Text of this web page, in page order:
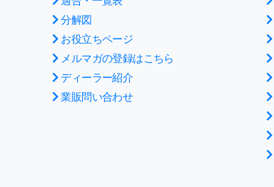
分解図
お役立ちページ
メルマガの登録はこちら
ディーラー紹介
業販問い合わせ